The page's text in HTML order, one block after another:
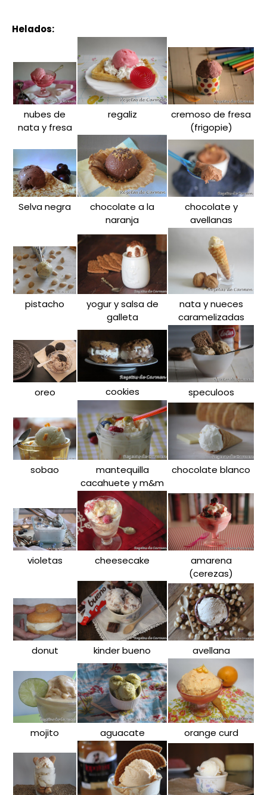
Helados:
nubes de
nata y fresa
regaliz
cremoso de fresa
(frigopie)
Selva negra
chocolate a la
naranja
chocolate y
avellanas
pistacho
yogur y salsa de
galleta
nata y nueces
caramelizadas
oreo cookies speculoos
sobao
mantequilla
cacahuete y m&m
chocolate blanco
violetas cheesecake
amarena
(cerezas)
donut kinder bueno avellana
mojito aguacate orange curd